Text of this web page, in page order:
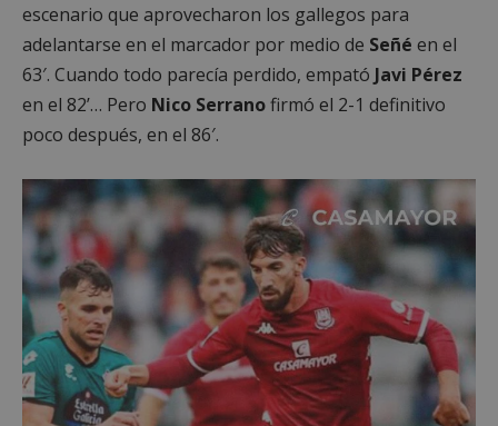
escenario que aprovecharon los gallegos para
adelantarse en el marcador por medio de Señé en el
63′. Cuando todo parecía perdido, empató Javi Pérez
en el 82’… Pero Nico Serranofirmó el 2-1 definitivo
poco después, en el 86′.